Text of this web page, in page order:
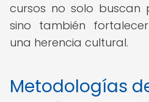
cursos no solo buscan
sino también
una herencia cultural.
Metodologías